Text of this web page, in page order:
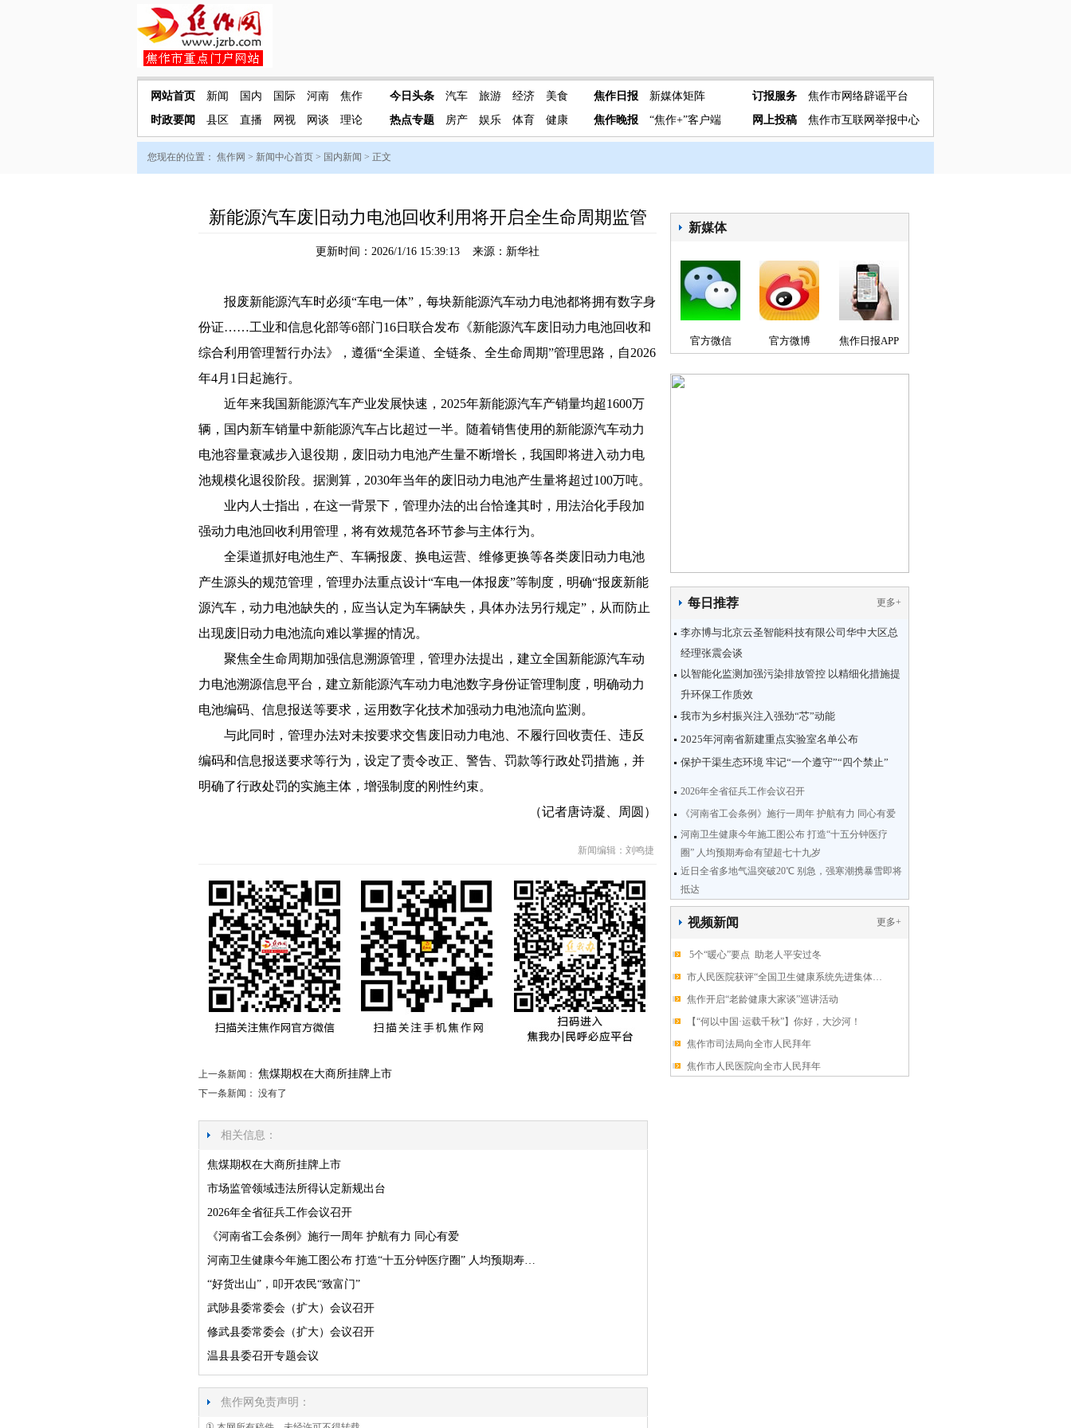
网站首页 新闻 国内 国际 河南
焦作
时政要闻
县区 直播 网视 网谈 理论
今日头条 汽车 旅游 经济
美食
热点专题
房产 娱乐 体育 健康
焦作日报
新媒体矩阵
焦作晚报
“焦作+”客户端
订报服务
焦作市网络辟谣平台
网上投稿
焦作市互联网举报中心
您现在的位置： 焦作网 > 新闻中心首页 > 国内新闻 > 正文
新媒体
官方微信 官方微博 焦作日报APP
每日推荐 更多+
李亦博与北京云圣智能科技有限公司华中大区总
经理张震会谈
以智能化监测加强污染排放管控 以精细化措施提
升环保工作质效
我市为乡村振兴注入强劲“芯”动能
2025年河南省新建重点实验室名单公布
保护干渠生态环境 牢记“一个遵守”“四个禁止”
2026年全省征兵工作会议召开
《河南省工会条例》施行一周年 护航有力 同心有爱
河南卫生健康今年施工图公布 打造“十五分钟医疗
圈” 人均预期寿命有望超七十九岁
近日全省多地气温突破20℃ 别急，强寒潮携暴雪即将
抵达
视频新闻 更多+
5个“暖心”要点 助老人平安过冬
市人民医院获评“全国卫生健康系统先进集体…
焦作开启“老龄健康大家谈”巡讲活动
【“何以中国·运载千秋”】你好，大沙河！
焦作市司法局向全市人民拜年
焦作市人民医院向全市人民拜年
新能源汽车废旧动力电池回收利用将开启全生命周期监管
更新时间：2026/1/16 15:39:13 来源：新华社
报废新能源汽车时必须“车电一体”，每块新能源汽车动力电池都将拥有数字身
份证……工业和信息化部等6部门16日联合发布《新能源汽车废旧动力电池回收和
综合利用管理暂行办法》，遵循“全渠道、全链条、全生命周期”管理思路，自2026
年4月1日起施行。
近年来我国新能源汽车产业发展快速，2025年新能源汽车产销量均超1600万
辆，国内新车销量中新能源汽车占比超过一半。随着销售使用的新能源汽车动力
电池容量衰减步入退役期，废旧动力电池产生量不断增长，我国即将进入动力电
池规模化退役阶段。据测算，2030年当年的废旧动力电池产生量将超过100万吨。
业内人士指出，在这一背景下，管理办法的出台恰逢其时，用法治化手段加
强动力电池回收利用管理，将有效规范各环节参与主体行为。
全渠道抓好电池生产、车辆报废、换电运营、维修更换等各类废旧动力电池
产生源头的规范管理，管理办法重点设计“车电一体报废”等制度，明确“报废新能
源汽车，动力电池缺失的，应当认定为车辆缺失，具体办法另行规定”，从而防止
出现废旧动力电池流向难以掌握的情况。
聚焦全生命周期加强信息溯源管理，管理办法提出，建立全国新能源汽车动
力电池溯源信息平台，建立新能源汽车动力电池数字身份证管理制度，明确动力
电池编码、信息报送等要求，运用数字化技术加强动力电池流向监测。
与此同时，管理办法对未按要求交售废旧动力电池、不履行回收责任、违反
编码和信息报送要求等行为，设定了责令改正、警告、罚款等行政处罚措施，并
明确了行政处罚的实施主体，增强制度的刚性约束。
（记者唐诗凝、周圆）
新闻编辑：刘鸣捷
上一条新闻：焦煤期权在大商所挂牌上市
下一条新闻： 没有了
相关信息：
焦煤期权在大商所挂牌上市
市场监管领域违法所得认定新规出台
2026年全省征兵工作会议召开
《河南省工会条例》施行一周年 护航有力 同心有爱
河南卫生健康今年施工图公布 打造“十五分钟医疗圈” 人均预期寿…
“好货出山”，叩开农民“致富门”
武陟县委常委会（扩大）会议召开
修武县委常委会（扩大）会议召开
温县县委召开专题会议
焦作网免责声明：